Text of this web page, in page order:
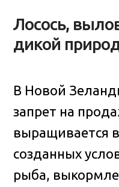
Лосось,
дикой
В Новой
запрет на
выращивается
созданных
рыба,